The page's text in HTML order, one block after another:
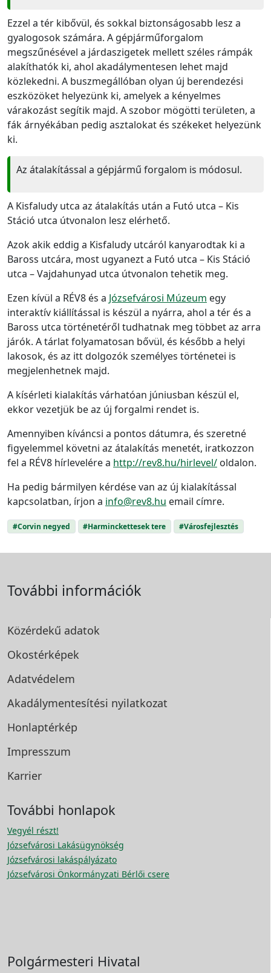
Ezzel a tér kibővül, és sokkal biztonságosabb lesz a
gyalogosok számára. A gépjárműforgalom
megszűnésével a járdaszigetek mellett széles rámpák
alakíthatók ki, ahol akadálymentesen lehet majd
közlekedni. A buszmegállóban olyan új berendezési
eszközöket helyezünk ki, amelyek a kényelmes
várakozást segítik majd. A szobor mögötti területen, a
fák árnyékában pedig asztalokat és székeket helyezünk
ki.
Az átalakítással a gépjármű forgalom is módosul.
A Kisfaludy utca az átalakítás után a Futó utca – Kis
Stáció utca útvonalon lesz elérhető.
Azok akik eddig a Kisfaludy utcáról kanyarodtak ki a
Baross utcára, most ugyanezt a Futó utca – Kis Stáció
utca – Vajdahunyad utca útvonalon tehetik meg.
Ezen kívül a RÉV8 és a Józsefvárosi Múzeum egy
interaktív kiállítással is készül a nyárra, ahol a tér és a
Baross utca történetéről tudhatnak meg többet az arra
járók. A tárlat folyamatosan bővül, és később a helyi
lakosok, és az itt dolgozók személyes történetei is
megjelenhetnek majd.
A kísérleti kialakítás várhatóan júniusban készül el,
ekkor vezetjük be az új forgalmi rendet is.
Amennyiben kíváncsi a pontos dátumra, és szeretné
figyelemmel követni az átalakítás menetét, iratkozzon
fel a RÉV8 hírlevelére a http://rev8.hu/hirlevel/ oldalon.
Ha pedig bármilyen kérdése van az új kialakítással
kapcsolatban, írjon a info@rev8.hu email címre.
#Corvin negyed #Harminckettesek tere #Városfejlesztés
További információk
Közérdekű adatok
Okostérképek
Adatvédelem
Akadálymentesítési nyilatkozat
Honlaptérkép
Impresszum
Karrier
További honlapok
Vegyél részt!
Józsefvárosi Lakásügynökség
Józsefvárosi lakáspályázato
Józsefvárosi Önkormányzati Bérlői csere
Polgármesteri Hivatal